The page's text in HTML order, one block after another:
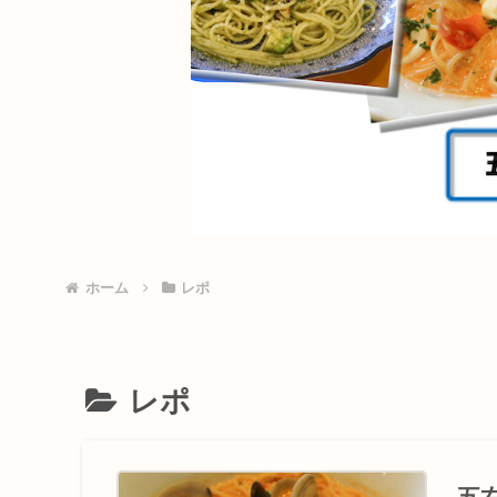
ホーム レポ
レポ